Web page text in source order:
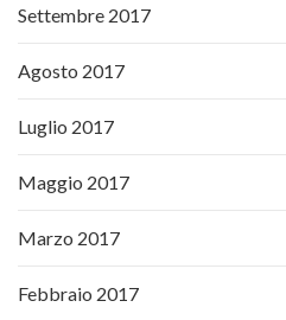
Settembre 2017
Agosto 2017
Luglio 2017
Maggio 2017
Marzo 2017
Febbraio 2017